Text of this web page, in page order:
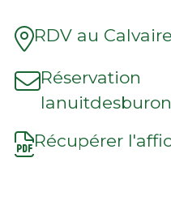
RDV au
Réservation
Récupérer